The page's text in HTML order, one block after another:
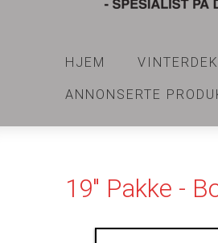
HJEM
ANNONSERTE
19" Pakke -